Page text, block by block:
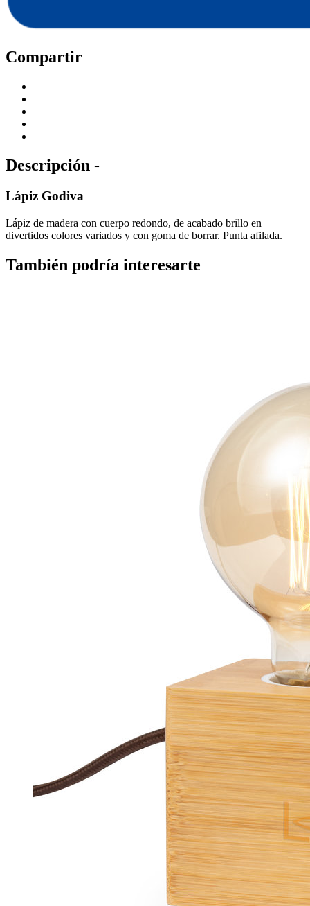
Compartir
Descripción -
Lápiz Godiva
Lápiz de madera con cuerpo redondo, de acabado brillo en
divertidos colores variados y con goma de borrar. Punta afilada.
También podría interesarte